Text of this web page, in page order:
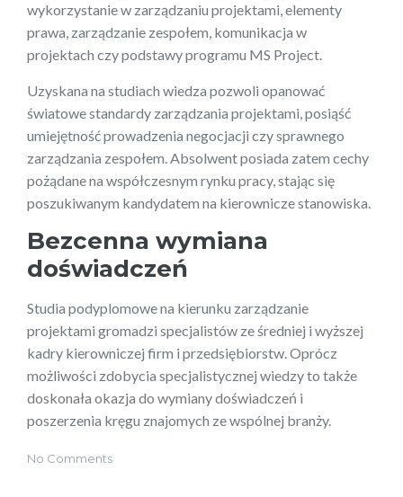
wykorzystanie w zarządzaniu projektami, elementy
prawa, zarządzanie zespołem, komunikacja w
projektach czy podstawy programu MS Project.
Uzyskana na studiach wiedza pozwoli opanować
światowe standardy zarządzania projektami, posiąść
umiejętność prowadzenia negocjacji czy sprawnego
zarządzania zespołem. Absolwent posiada zatem cechy
pożądane na współczesnym rynku pracy, stając się
poszukiwanym kandydatem na kierownicze stanowiska.
Bezcenna wymiana
doświadczeń
Studia podyplomowe na kierunku zarządzanie
projektami gromadzi specjalistów ze średniej i wyższej
kadry kierowniczej firm i przedsiębiorstw. Oprócz
możliwości zdobycia specjalistycznej wiedzy to także
doskonała okazja do wymiany doświadczeń i
poszerzenia kręgu znajomych ze wspólnej branży.
No Comments